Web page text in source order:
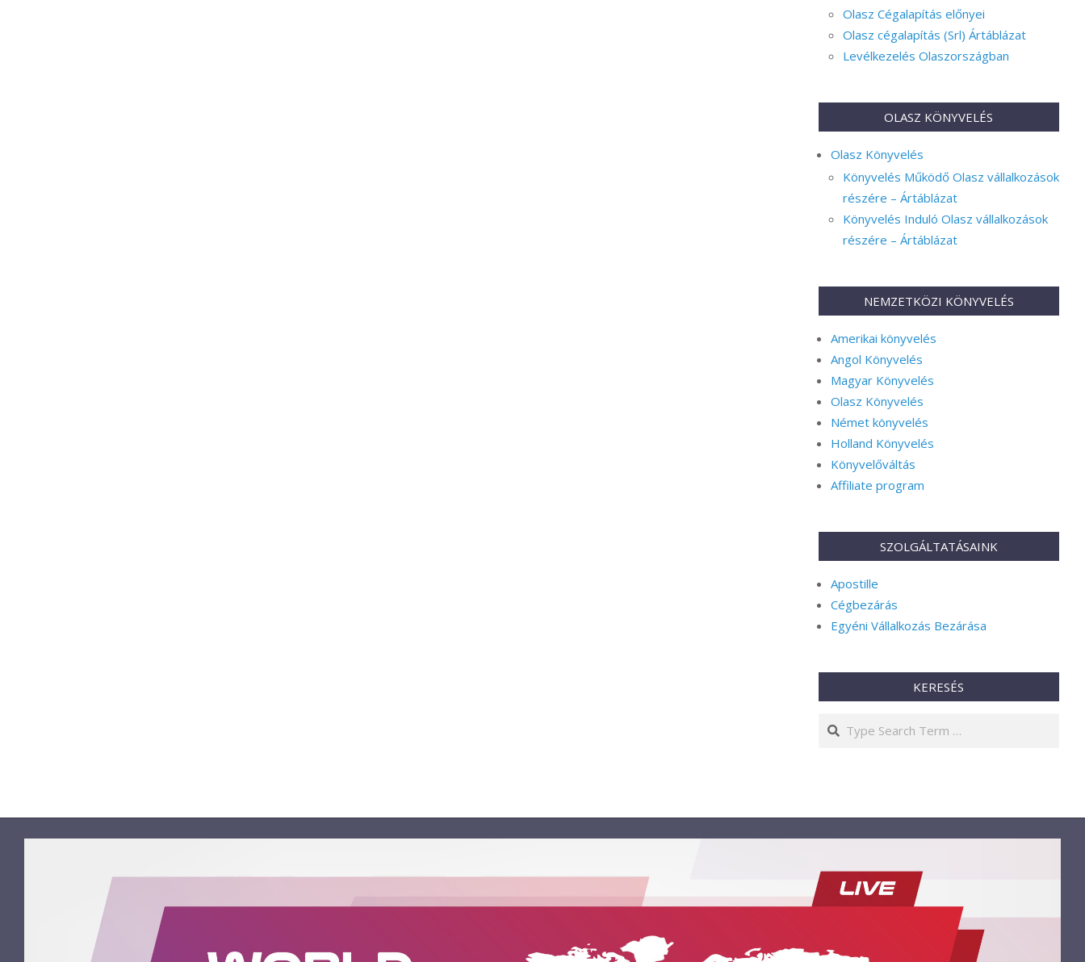
Olasz Cégalapítás előnyei
Olasz cégalapítás (Srl) Ártáblázat
Levélkezelés Olaszországban
OLASZ KÖNYVELÉS
Olasz Könyvelés
Könyvelés Működő Olasz vállalkozások
részére – Ártáblázat
Könyvelés Induló Olasz vállalkozások
részére – Ártáblázat
NEMZETKÖZI KÖNYVELÉS
Amerikai könyvelés
Angol Könyvelés
Magyar Könyvelés
Olasz Könyvelés
Német könyvelés
Holland Könyvelés
Könyvelőváltás
Affiliate program
SZOLGÁLTATÁSAINK
Apostille
Cégbezárás
Egyéni Vállalkozás Bezárása
KERESÉS
Search